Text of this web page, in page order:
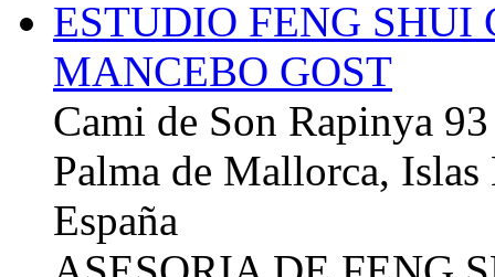
ESTUDIO FENG
MANCEBO GOST
Cami de Son Rapinya 93
Palma de Mallorca, Islas
España